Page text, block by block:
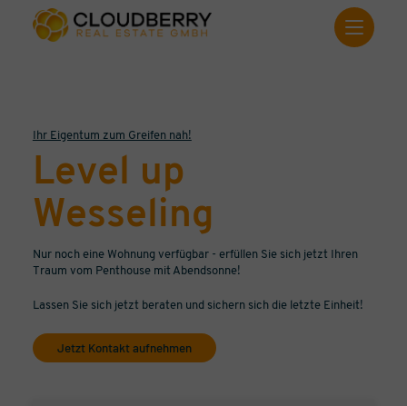
Ihr Eigentum zum Greifen nah!
Level up
Wesseling
Nur noch eine Wohnung verfügbar - erfüllen Sie sich jetzt Ihren
Traum vom Penthouse mit Abendsonne!
Lassen Sie sich jetzt beraten und sichern sich die letzte Einheit!
Jetzt Kontakt aufnehmen